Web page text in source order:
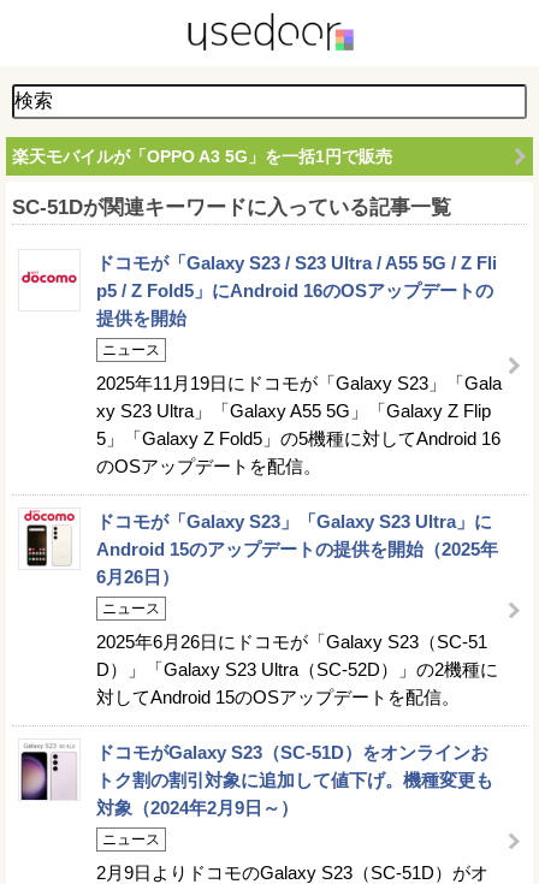
楽天モバイルが「OPPO A3 5G」を一括1円で販売
SC-51Dが関連キーワードに入っている記事一覧
ドコモが「Galaxy S23 / S23 Ultra / A55 5G / Z Fli
p5 / Z Fold5」にAndroid 16のOSアップデートの
提供を開始
ニュース
2025年11月19日にドコモが「Galaxy S23」「Gala
xy S23 Ultra」「Galaxy A55 5G」「Galaxy Z Flip
5」「Galaxy Z Fold5」の5機種に対してAndroid 16
のOSアップデートを配信。
ドコモが「Galaxy S23」「Galaxy S23 Ultra」に
Android 15のアップデートの提供を開始（2025年
6月26日）
ニュース
2025年6月26日にドコモが「Galaxy S23（SC-51
D）」「Galaxy S23 Ultra（SC-52D）」の2機種に
対してAndroid 15のOSアップデートを配信。
ドコモがGalaxy S23（SC-51D）をオンラインお
トク割の割引対象に追加して値下げ。機種変更も
対象（2024年2月9日～）
ニュース
2月9日よりドコモのGalaxy S23（SC-51D）がオ